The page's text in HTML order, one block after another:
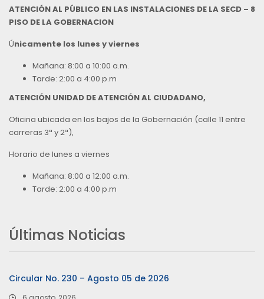
ATENCIÓN AL PÚBLICO EN LAS INSTALACIONES DE LA SECD – 8
PISO DE LA GOBERNACION
Únicamente los lunes y viernes
Mañana: 8:00 a 10:00 a.m.
Tarde: 2:00 a 4:00 p.m
ATENCIÓN UNIDAD DE ATENCIÓN AL CIUDADANO,
Oficina ubicada en los bajos de la Gobernación (calle 11 entre
carreras 3ª y 2ª),
Horario de lunes a viernes
Mañana: 8:00 a 12:00 a.m.
Tarde: 2:00 a 4:00 p.m
Últimas Noticias
Circular No. 230 – Agosto 05 de 2026